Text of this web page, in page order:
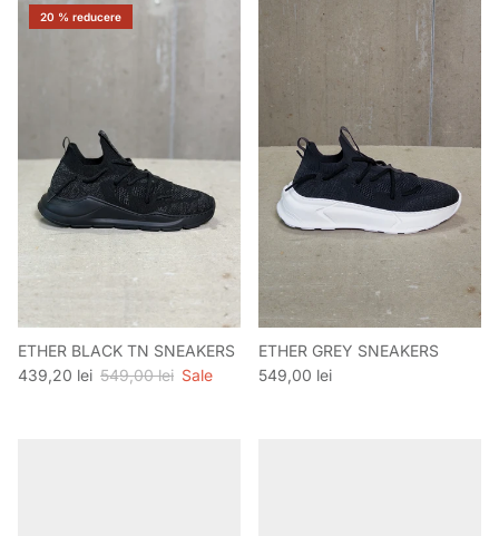
20 % reducere
ETHER BLACK TN SNEAKERS
Preț de vânzare
439,20 lei Preț obișnuit
549,00 lei Sale
ETHER GREY SNEAKERS
Preț obișnuit
549,00 lei